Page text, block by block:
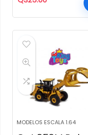
MODELOS ESCALA 1.64